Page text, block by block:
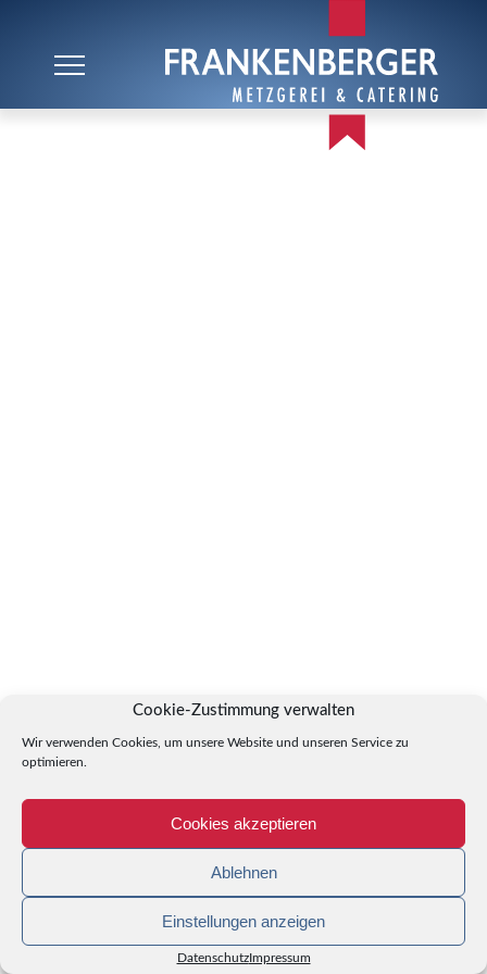
Cookie-Zustimmung verwalten
Wir verwenden Cookies, um unsere Website und unseren Service zu
optimieren.
Cookies akzeptieren
Ablehnen
Einstellungen anzeigen
DatenschutzImpressum